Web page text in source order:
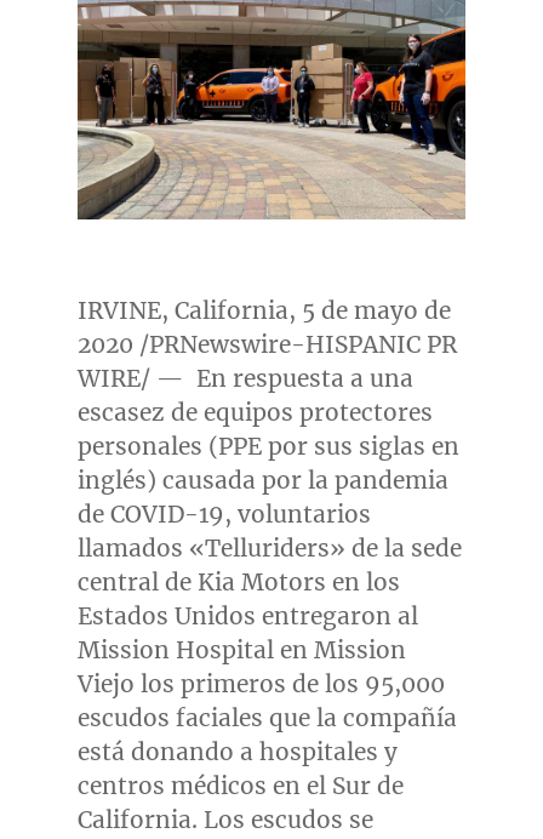
IRVINE, California, 5 de mayo de
2020 /PRNewswire-HISPANIC PR
WIRE/ — En respuesta a una
escasez de equipos protectores
personales (PPE por sus siglas en
inglés) causada por la pandemia
de COVID-19, voluntarios
llamados «Telluriders» de la sede
central de Kia Motors en los
Estados Unidos entregaron al
Mission Hospital en Mission
Viejo los primeros de los 95,000
escudos faciales que la compañía
está donando a hospitales y
centros médicos en el Sur de
California. Los escudos se